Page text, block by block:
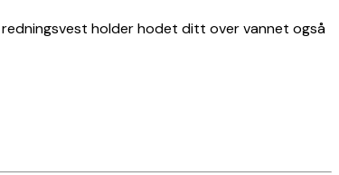
holder hodet ditt over vannet også